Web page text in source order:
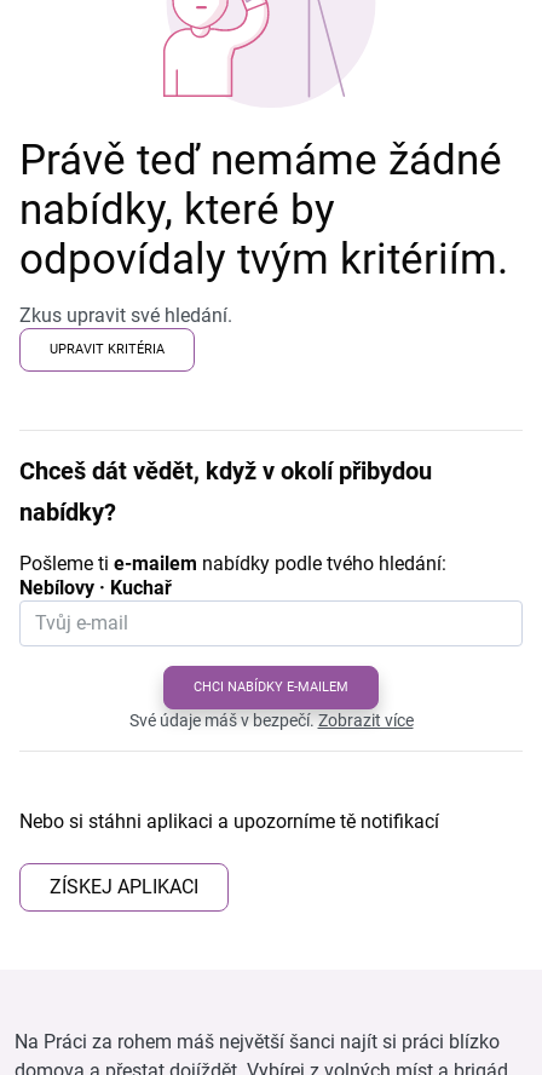
Právě teď nemáme žádné
nabídky, které by
odpovídaly tvým kritériím.
Zkus upravit své hledání.
UPRAVIT KRITÉRIA
Chceš dát vědět, když v okolí přibydou
nabídky?
Pošleme ti e-mailem nabídky podle tvého hledání:
Nebílovy · Kuchař
CHCI NABÍDKY E-MAILEM
Své údaje máš v bezpečí.Zobrazit více
Nebo si stáhni aplikaci a upozorníme tě notifikací
ZÍSKEJ APLIKACI
Na Práci za rohem máš největší šanci najít si práci blízko
domova a přestat dojíždět. Vybírej z volných míst a brigád